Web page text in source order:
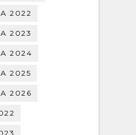
2022
2023
2024
2025
2026